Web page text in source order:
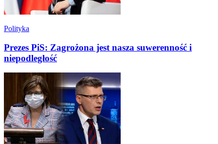
Polityka
Prezes PiS: Zagrożona jest nasza suwerenność i
niepodległość